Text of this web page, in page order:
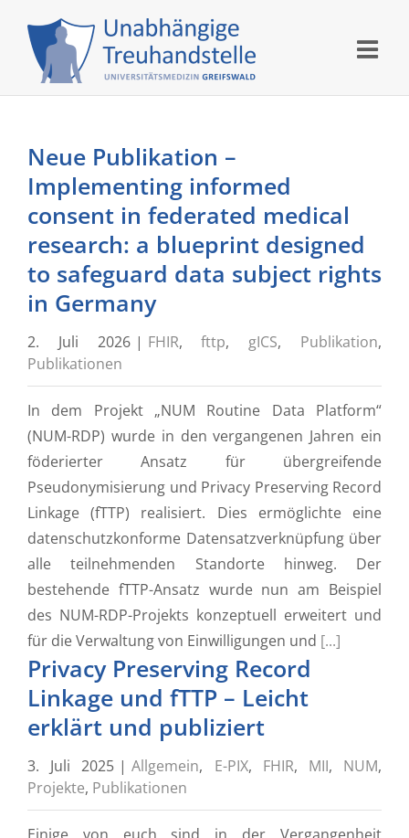
content
Neue Publikation –
Implementing informed
consent in federated medical
research: a blueprint designed
to safeguard data subject rights
in Germany
2. Juli 2026 | FHIR,fttp, gICS, Publikation,
Publikationen
In dem Projekt „NUM Routine Data Platform“
(NUM-RDP) wurde in den vergangenen Jahren ein
föderierter Ansatz für übergreifende
Pseudonymisierung und Privacy Preserving Record
Linkage (fTTP) realisiert. Dies ermöglichte eine
datenschutzkonforme Datensatzverknüpfung über
alle teilnehmenden Standorte hinweg. Der
bestehende fTTP-Ansatz wurde nun am Beispiel
des NUM-RDP-Projekts konzeptuell erweitert und
für die Verwaltung von Einwilligungen und [...]
Privacy Preserving Record
Linkage und fTTP – Leicht
erklärt und publiziert
3. Juli 2025 | Allgemein, E-PIX, FHIR, MII, NUM,
Projekte, Publikationen